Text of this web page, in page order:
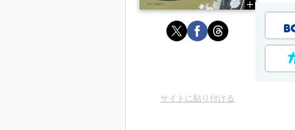
サイトに貼り付ける